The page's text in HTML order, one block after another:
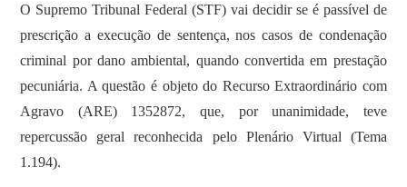
O Supremo Tribunal Federal (STF) vai decidir se é passível de
prescrição a execução de sentença, nos casos de condenação
criminal por dano ambiental, quando convertida em prestação
pecuniária. A questão é objeto do Recurso Extraordinário com
Agravo (ARE) 1352872, que, por unanimidade, teve
repercussão geral reconhecida pelo Plenário Virtual (Tema
1.194).